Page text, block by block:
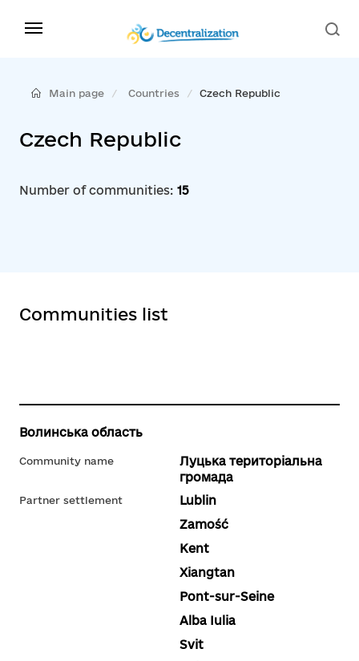
Main page Countries Czech Republic
Czech Republic
Number of communities: 15
Communities list
Волинська область
Community name
Луцька територіальна
громада
Partner settlement
Lublin
Zamość
Kent
Xiangtan
Pont-sur-Seine
Alba Iulia
Svit